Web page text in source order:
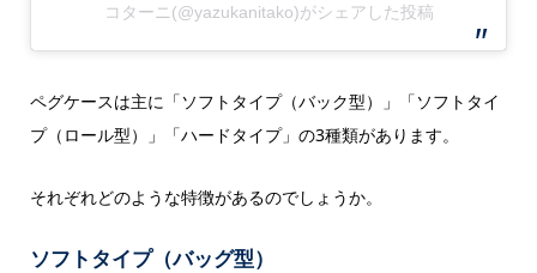
コターニ(@yazukanitako)がシェアした投稿
ペグケースは主に「ソフトタイプ（バック型）」「ソフトタイ
プ（ロール型）」「ハードタイプ」の3種類があります。
それぞれどのような特徴があるのでしょうか。
ソフトタイプ（バッグ型）